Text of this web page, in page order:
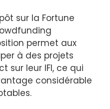
sur la Fortune
permet aux
à des projets
sur leur IFI, ce qui
considérable